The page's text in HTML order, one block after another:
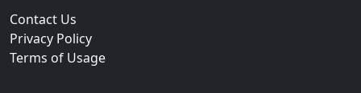
Contact Us
Privacy Policy
Terms of Usage